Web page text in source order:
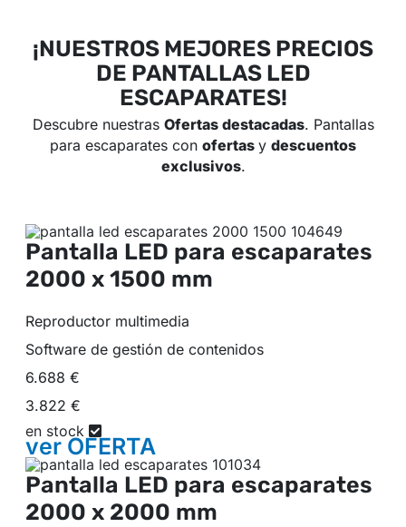
¡NUESTROS MEJORES PRECIOS
DE PANTALLAS LED
ESCAPARATES!
Descubre nuestras Ofertas destacadas. Pantallas
para escaparates con ofertas y descuentos
exclusivos.
Pantalla LED para escaparates
2000 x 1500 mm
Reproductor multimedia
Software de gestión de contenidos
6.688 €
3.822 €
en stock
verOFERTA
Pantalla LED para escaparates
2000 x 2000 mm